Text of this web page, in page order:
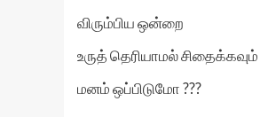
விரும்பிய ஒன்றை
உருத் தெரியாமல் சிதைக்கவும்
மனம் ஒப்பிடுமோ ???